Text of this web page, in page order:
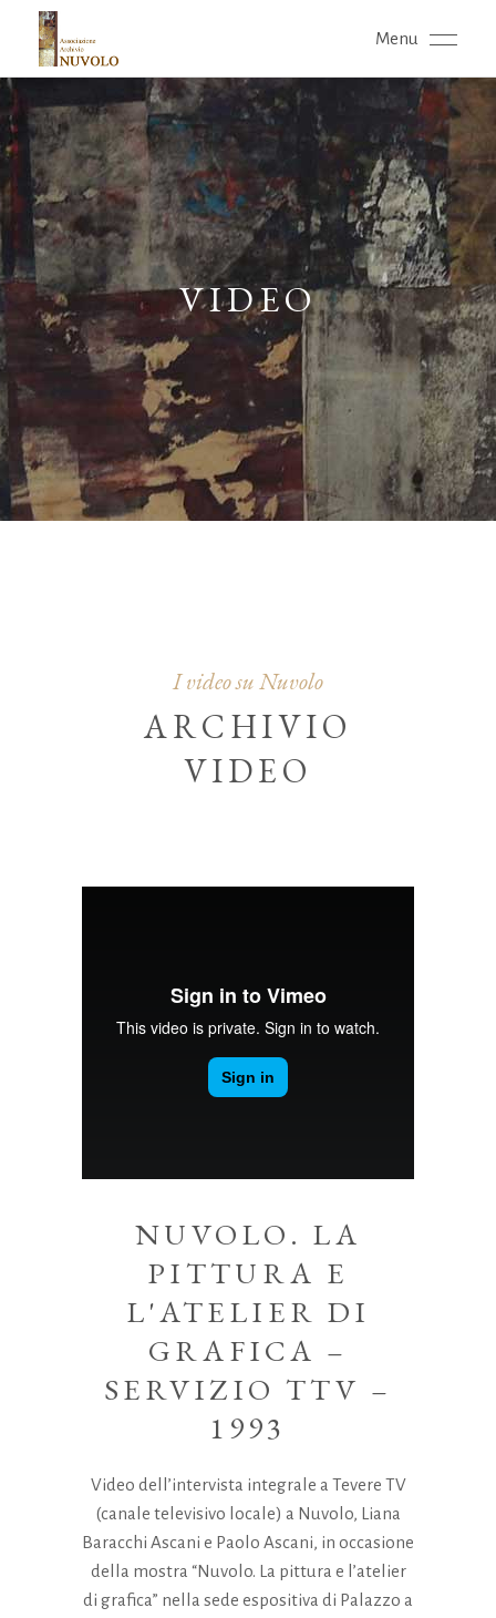
Menu
VIDEO
I video su Nuvolo
ARCHIVIO
VIDEO
NUVOLO. LA
PITTURA E
L'ATELIER DI
GRAFICA –
SERVIZIO TTV –
1993
Video dell’intervista integrale a Tevere TV
(canale televisivo locale) a Nuvolo, Liana
Baracchi Ascani e Paolo Ascani, in occasione
della mostra “Nuvolo. La pittura e l’atelier
di grafica” nella sede espositiva di Palazzo a